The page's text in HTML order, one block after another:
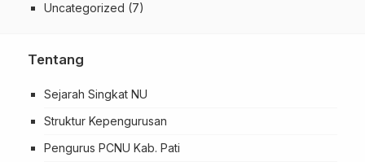
Uncategorized (7)
Tentang
Sejarah Singkat NU
Struktur Kepengurusan
Pengurus PCNU Kab. Pati